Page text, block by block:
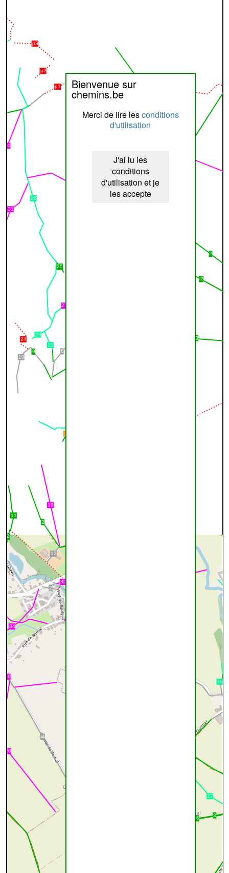
Bienvenue sur
chemins.be
Merci de lire lesconditions
d'utilisation
J'ai lu les
conditions
d'utilisation et je
les accepte